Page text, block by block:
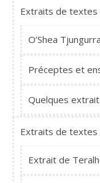
Extraits de textes
O’Shea
Préceptes et
Quelques
Extraits de textes
Extrait de